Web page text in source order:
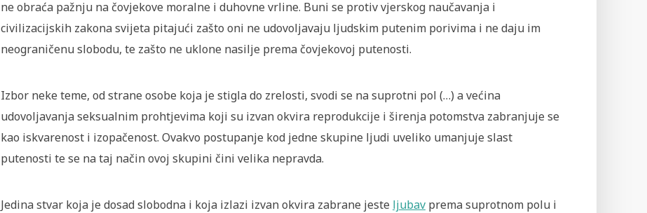
ne obraća pažnju na čovjekove moralne i duhovne vrline. Buni se protiv vjerskog naučavanja i
civilizacijskih zakona svijeta pitajući zašto oni ne udovoljavaju ljudskim putenim porivima i ne daju im
neograničenu slobodu, te zašto ne uklone nasilje prema čovjekovoj putenosti.
Izbor neke teme, od strane osobe koja je stigla do zrelosti, svodi se na suprotni pol (…) a većina
udovoljavanja seksualnim prohtjevima koji su izvan okvira reprodukcije i širenja potomstva zabranjuje se
kao iskvarenost i izopačenost. Ovakvo postupanje kod jedne skupine ljudi uveliko umanjuje slast
putenosti te se na taj način ovoj skupini čini velika nepravda.
Jedina stvar koja je dosad slobodna i koja izlazi izvan okvira zabrane jeste ljubav prema suprotnom polu i